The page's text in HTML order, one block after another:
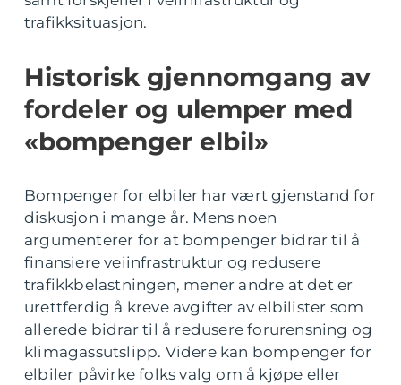
trafikksituasjon.
Historisk gjennomgang av
fordeler og ulemper med
«bompenger elbil»
Bompenger for elbiler har vært gjenstand for
diskusjon i mange år. Mens noen
argumenterer for at bompenger bidrar til å
finansiere veiinfrastruktur og redusere
trafikkbelastningen, mener andre at det er
urettferdig å kreve avgifter av elbilister som
allerede bidrar til å redusere forurensning og
klimagassutslipp. Videre kan bompenger for
elbiler påvirke folks valg om å kjøpe eller